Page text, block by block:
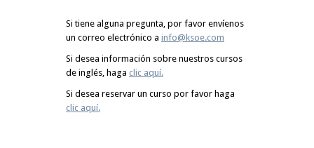
Si tiene alguna pregunta, por favor envíenos
un correo electrónico a info@ksoe.com
Si desea información sobre nuestros cursos
de inglés, haga clic aquí.
Si desea reservar un curso por favor haga
clic aquí.